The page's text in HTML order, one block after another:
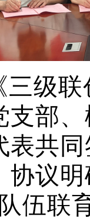
三级
支部
表共
协议
伍联